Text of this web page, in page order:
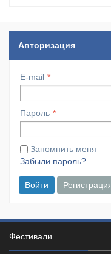
Авторизация
E-mail
Пароль
Запомнить меня
Забыли пароль?
Войти
Фестивали